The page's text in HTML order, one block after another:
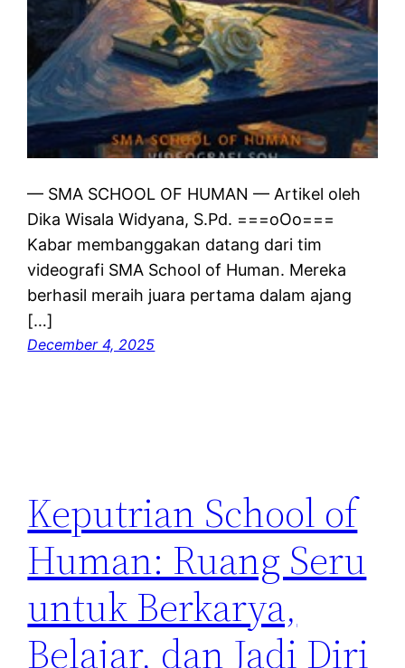
— SMA SCHOOL OF HUMAN — Artikel oleh
Dika Wisala Widyana, S.Pd. ===oOo===
Kabar membanggakan datang dari tim
videografi SMA School of Human. Mereka
berhasil meraih juara pertama dalam ajang
[…]
December 4, 2025
Keputrian School of
Human: Ruang Seru
untuk Berkarya,
Belajar, dan Jadi Diri